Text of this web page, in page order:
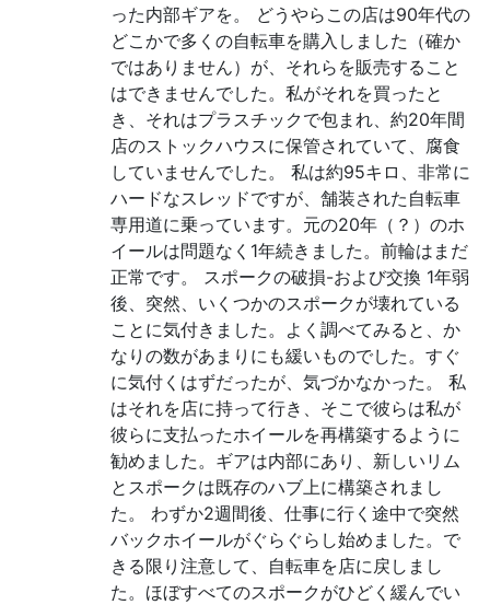
った内部ギアを。 どうやらこの店は90年代の
どこかで多くの自転車を購入しました（確か
ではありません）が、それらを販売すること
はできませんでした。私がそれを買ったと
き、それはプラスチックで包まれ、約20年間
店のストックハウスに保管されていて、腐食
していませんでした。 私は約95キロ、非常に
ハードなスレッドですが、舗装された自転車
専用道に乗っています。元の20年（？）のホ
イールは問題なく1年続きました。前輪はまだ
正常です。 スポークの破損-および交換 1年弱
後、突然、いくつかのスポークが壊れている
ことに気付きました。よく調べてみると、か
なりの数があまりにも緩いものでした。すぐ
に気付くはずだったが、気づかなかった。 私
はそれを店に持って行き、そこで彼らは私が
彼らに支払ったホイールを再構築するように
勧めました。ギアは内部にあり、新しいリム
とスポークは既存のハブ上に構築されまし
た。 わずか2週間後、仕事に行く途中で突然
バックホイールがぐらぐらし始めました。で
きる限り注意して、自転車を店に戻しまし
た。ほぼすべてのスポークがひどく緩んでい